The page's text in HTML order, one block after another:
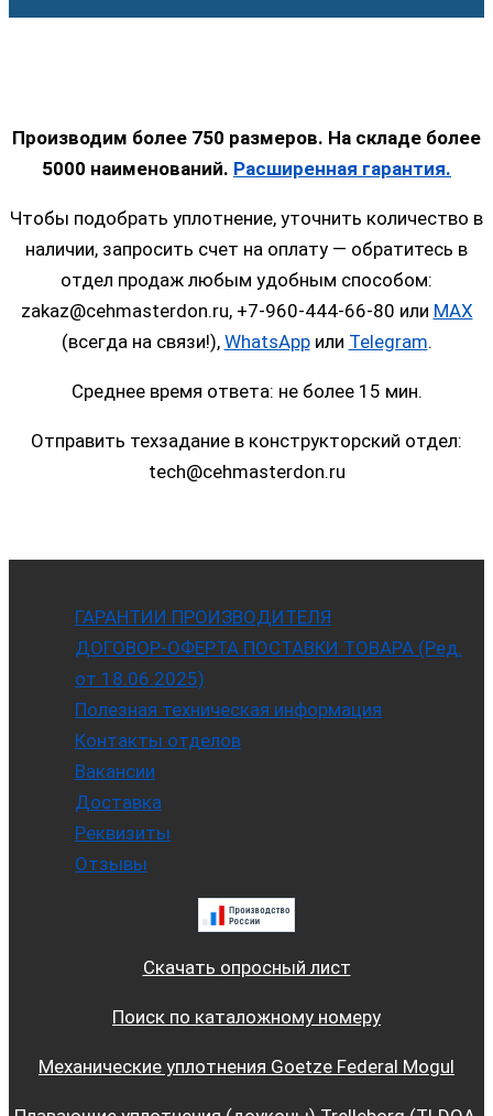
Производим более 750 размеров. На складе более
5000 наименований. Расширенная гарантия.
Чтобы подобрать уплотнение, уточнить количество в
наличии, запросить счет на оплату — обратитесь в
отдел продаж любым удобным способом:
zakaz@cehmasterdon.ru, +7-960-444-66-80 или MAX
(всегда на связи!), WhatsAppили Telegram.
Среднее время ответа: не более 15 мин.
Отправить техзадание в конструкторский отдел:
tech@cehmasterdon.ru
ГАРАНТИИ ПРОИЗВОДИТЕЛЯ
ДОГОВОР-ОФЕРТА ПОСТАВКИ ТОВАРА (Ред.
от 18.06.2025)
Полезная техническая информация
Контакты отделов
Вакансии
Доставка
Реквизиты
Отзывы
Скачать опросный лист
Поиск по каталожному номеру
Механические уплотнения Goetze Federal Mogul